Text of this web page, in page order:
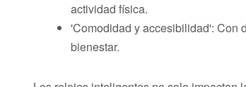
actividad física.
'Comodidad y accesibilidad': Con
bienestar.